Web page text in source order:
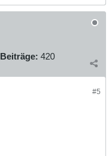
Beiträge: 420
#5